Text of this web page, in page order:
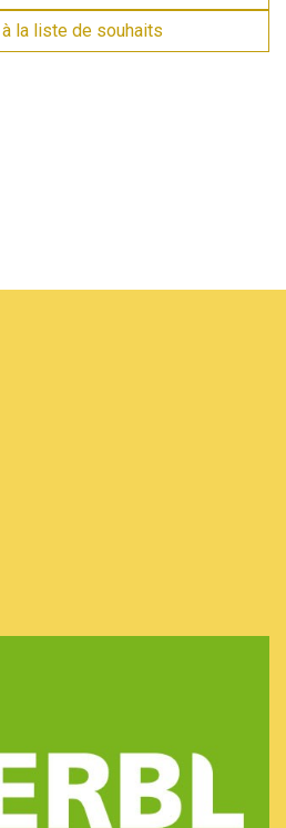
la liste de souhaits